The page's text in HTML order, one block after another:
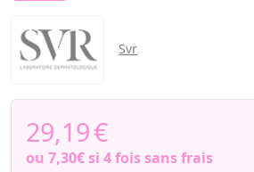
Svr
29,19€
ou 7,30€si 4 fois sans frais